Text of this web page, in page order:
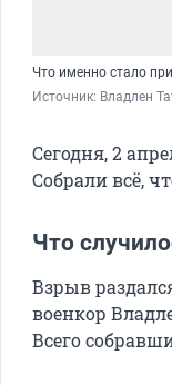
Что именно стало
Источник: Владлен
Сегодня, 2
Собрали всё,
Что
Взрыв
военкор
Всего